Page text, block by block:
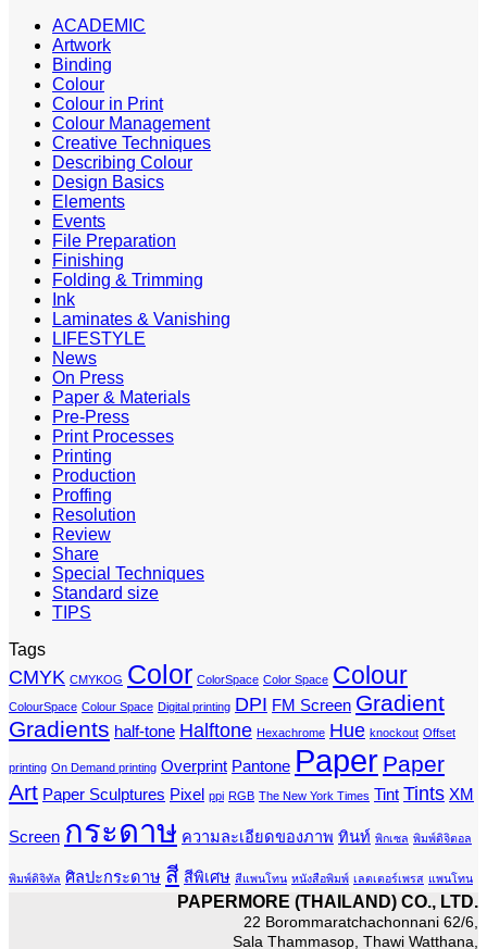
ACADEMIC
Artwork
Binding
Colour
Colour in Print
Colour Management
Creative Techniques
Describing Colour
Design Basics
Elements
Events
File Preparation
Finishing
Folding & Trimming
Ink
Laminates & Vanishing
LIFESTYLE
News
On Press
Paper & Materials
Pre-Press
Print Processes
Printing
Production
Proffing
Resolution
Review
Share
Special Techniques
Standard size
TIPS
Tags
CMYK CMYKOG Color ColorSpace Color Space Colour
ColourSpace Colour Space Digital printing DPI FM Screen Gradient
Gradients half-tone Halftone Hexachrome Hue knockout Offset
printing On Demand printing Overprint Pantone Paper Paper
Art Paper Sculptures Pixel ppi RGB The New York Times Tint Tints XM
Screen กระดาษ ความละเอียดของภาพ ทินท์ พิกเซล พิมพ์ดิจิตอล
พิมพ์ดิจิทัล ศิลปะกระดาษ สี สีพิเศษ สีแพนโทน หนังสือพิมพ์ เลตเตอร์เพรส แพนโทน
PAPERMORE (THAILAND) CO., LTD.
22 Borommaratchachonnani 62/6,
Sala Thammasop, Thawi Watthana,